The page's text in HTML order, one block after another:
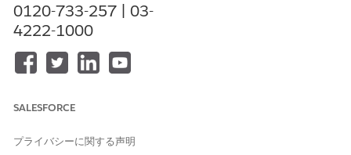
また、Classic では契約終了日が表示されるため、必要に応じて
Classic に切り替えてください。
000381157
0120-733-257 | 03-
4222-1000
SALESFORCE
プライバシーに関する声明